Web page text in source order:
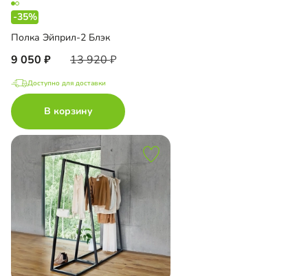
-35%
Полка Эйприл-2 Блэк
9 050 13 920
Доступно для доставки
В корзину